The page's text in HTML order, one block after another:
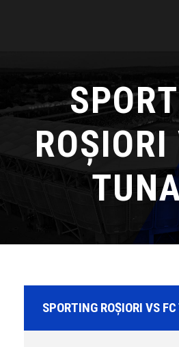
SPORTING ROŞIORI VS